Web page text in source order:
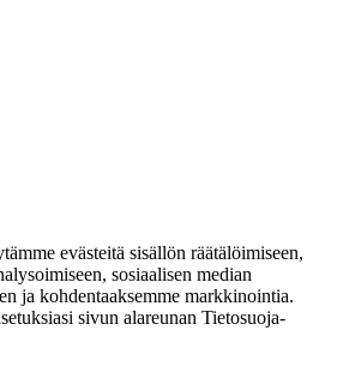
evästeitä sisällön räätälöimiseen,
sosiaalisen median
ja kohdentaaksemme markkinointia.
sivun alareunan Tietosuoja-